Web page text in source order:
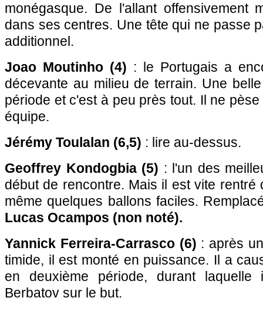
monégasque. De l'allant offensivement
dans ses centres. Une tête qui ne passe
additionnel.
Joao Moutinho (4) : le Portugais a
décevante au milieu de terrain. Une
période et c'est à peu près tout. Il ne
équipe.
Jérémy Toulalan (6,5) : lire au-dessus.
Geoffrey Kondogbia (5) : l'un des
début de rencontre. Mais il est vite rentré
même quelques ballons faciles.
Lucas Ocampos (non noté).
Yannick Ferreira-Carrasco (6) : après
timide, il est monté en puissance. Il a
en deuxième période, durant
Berbatov sur le but.